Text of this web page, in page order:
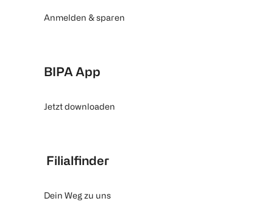
Anmelden & sparen
BIPA App
Jetzt downloaden
Filialfinder
Dein Weg zu uns